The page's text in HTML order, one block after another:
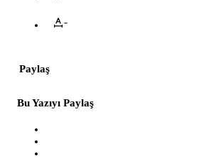
-
Paylaş
Bu Yazıyı Paylaş